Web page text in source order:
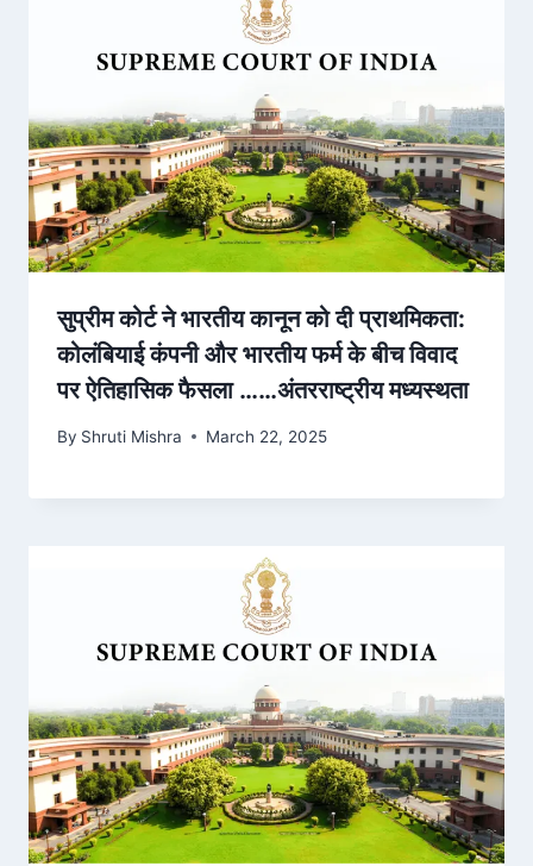
सुप्रीम कोर्ट ने भारतीय कानून को दी प्राथमिकता:
कोलंबियाई कंपनी और भारतीय फर्म के बीच विवाद
पर ऐतिहासिक फैसला ……अंतरराष्ट्रीय मध्यस्थता
By Shruti Mishra March 22, 2025